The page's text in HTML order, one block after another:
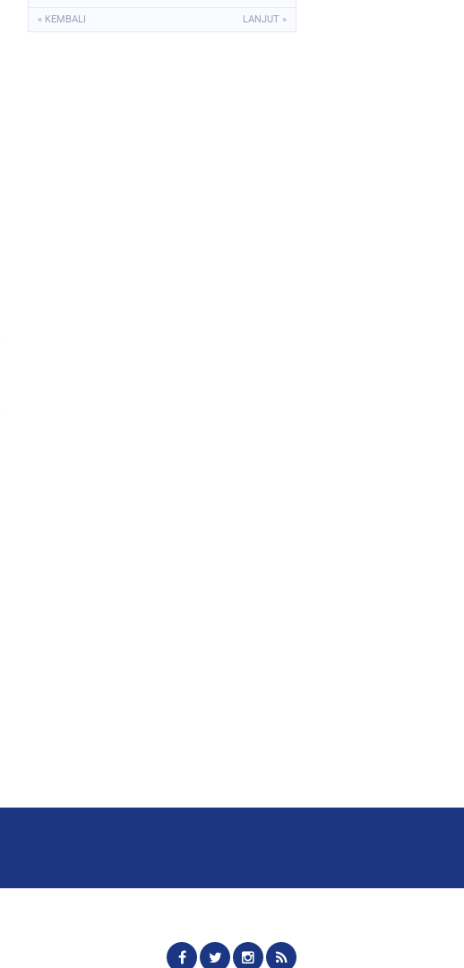
« KEMBALI LANJUT »